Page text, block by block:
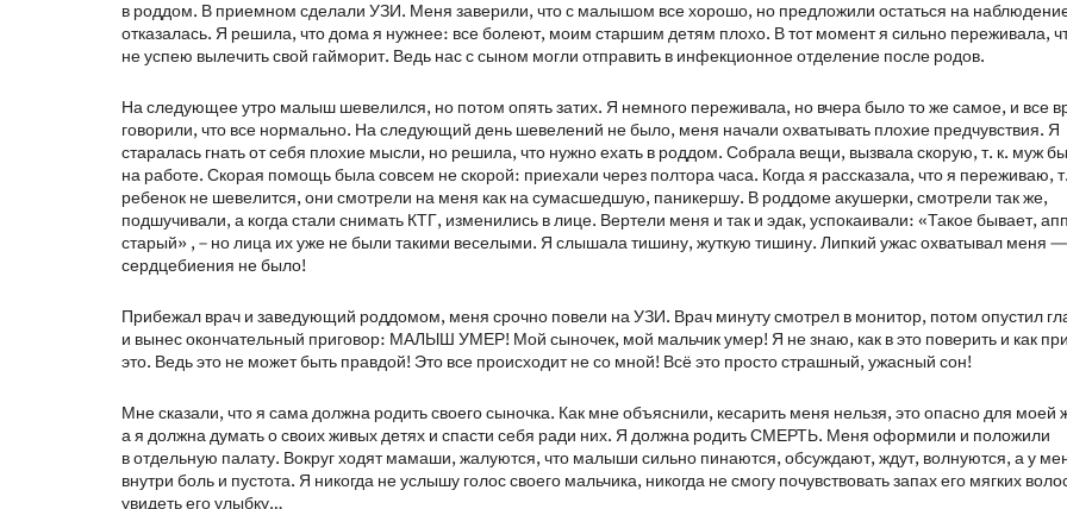
в роддом. В приемном сделали УЗИ. Меня заверили, что с малышом все хорошо, но предложили остаться на
отказалась. Я решила, что дома я нужнее: все болеют, моим старшим детям плохо. В тот момент я сильно переживала,
не успею вылечить свой гайморит. Ведь нас с сыном могли отправить в инфекционное отделение после родов.
На следующее утро малыш шевелился, но потом опять затих. Я немного переживала, но вчера было то же самое, и все
говорили, что все нормально. На следующий день шевелений не было, меня начали охватывать плохие предчувствия. Я
старалась гнать от себя плохие мысли, но решила, что нужно ехать в роддом. Собрала вещи, вызвала скорую, т. к. муж
на работе. Скорая помощь была совсем не скорой: приехали через полтора часа. Когда я рассказала, что я переживаю,
ребенок не шевелится, они смотрели на меня как на сумасшедшую, паникершу. В роддоме акушерки, смотрели так же,
подшучивали, а когда стали снимать КТГ, изменились в лице. Вертели меня и так и эдак, успокаивали: «Такое бывает,
старый» , – но лица их уже не были такими веселыми. Я слышала тишину, жуткую тишину. Липкий ужас охватывал меня —
сердцебиения не было!
Прибежал врач и заведующий роддомом, меня срочно повели на УЗИ. Врач минуту смотрел в монитор, потом опустил
и вынес окончательный приговор: МАЛЫШ УМЕР! Мой сыночек, мой мальчик умер! Я не знаю, как в это поверить и как
это. Ведь это не может быть правдой! Это все происходит не со мной! Всё это просто страшный, ужасный сон!
Мне сказали, что я сама должна родить своего сыночка. Как мне объяснили, кесарить меня нельзя, это опасно для моей
а я должна думать о своих живых детях и спасти себя ради них. Я должна родить СМЕРТЬ. Меня оформили и положили
в отдельную палату. Вокруг ходят мамаши, жалуются, что малыши сильно пинаются, обсуждают, ждут, волнуются, а у
внутри боль и пустота. Я никогда не услышу голос своего мальчика, никогда не смогу почувствовать запах его мягких
увидеть его улыбку…